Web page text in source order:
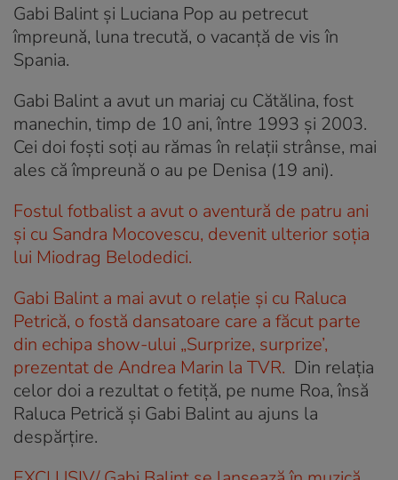
Gabi Balint și Luciana Pop au petrecut
împreună, luna trecută, o vacanță de vis în
Spania.
Gabi Balint a avut un mariaj cu Cătălina, fost
manechin, timp de 10 ani, între 1993 şi 2003.
Cei doi foşti soţi au rămas în relaţii strânse, mai
ales că împreună o au pe Denisa (19 ani).
Fostul fotbalist a avut o aventură de patru ani
și cu Sandra Mocovescu, devenit ulterior soția
lui Miodrag Belodedici.
Gabi Balint a mai avut o relație și cu Raluca
Petrică, o fostă dansatoare care a făcut parte
din echipa show-ului „Surprize, surprize’,
prezentat de Andrea Marin la TVR. Din relaţia
celor doi a rezultat o fetiţă, pe nume Roa, însă
Raluca Petrică și Gabi Balint au ajuns la
despărțire.